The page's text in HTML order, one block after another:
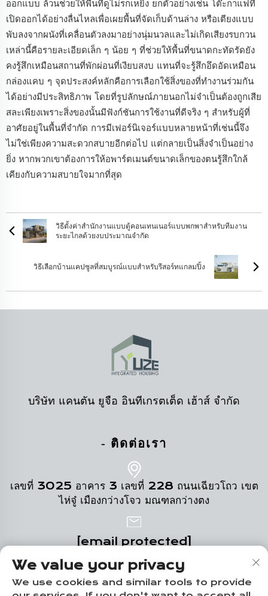
ออกแบบ ล้วนช่วยให้พื้นที่ดูไม่รกเหยิง ยกตัวอย่างเช่น โต๊ะกาแฟที่
เปิดออกได้อย่างลื่นไหลเพื่อเผยพื้นที่จัดเก็บด้านล่าง หรือเตียงแบบ
พับลงจากผนังที่เคลื่อนตัวลงมาอย่างนุ่มนวลและไม่เกิดเสียงรบกวน
เหล่านี้คือรายละเอียดเล็ก ๆ น้อย ๆ ที่ช่วยให้พื้นที่ขนาดกะทัดรัดยัง
คงรู้สึกเหมือนสถานที่พักผ่อนที่เงียบสงบ แทนที่จะรู้สึกอึดอัดเหมือน
กล่องแคบ ๆ จุดประสงค์หลักคือการเลือกใช้สิ่งของที่ทำงานร่วมกัน
ได้อย่างมีประสิทธิภาพ โดยที่รูปลักษณ์ภายนอกไม่จำเป็นต้องถูกเสีย
สละเพียงเพราะสิ่งของนั้นมีฟังก์ชันการใช้งานที่ดีจริง ๆ สำหรับผู้ที่
อาศัยอยู่ในพื้นที่จำกัด การมีเฟอร์นิเจอร์แบบหลายหน้าที่เช่นนี้จึง
ไม่ใช่เพียงความสะดวกสบายอีกต่อไป แต่กลายเป็นสิ่งจำเป็นอย่าง
ยิ่ง หากพวกเขาต้องการให้อพาร์ตเมนต์ขนาดเล็กของตนรู้สึกใกล้
เคียงกับความสบายใจมากที่สุด
วิธีตั้งค่าสำนักงานแบบตู้คอนเทนเนอร์แบบพกพาสำหรับทีมงาน
ระยะไกลด้วยงบประมาณจำกัด
วิธีเลือกบ้านแคปซูลที่สมบูรณ์แบบสำหรับรีสอร์ทแกลมปิ้ง
บริษัท แคนตัน ยูจือ อินทีเกรตเต็ด เฮ้าส์ จำกัด
- ติดต่อเรา
เลขที่ 3025 อาคาร 3 เลขที่ 228 ถนนเฉียวโถว เขต
ไห่จู๋ เมืองกว่างโจว มณฑลกว่างตง
[email protected]
+86-18102719517
We value your privacy
We use cookies and similar tools to provide